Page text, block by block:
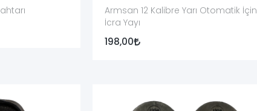
tüfeğe takılmamalıdır.
uzman servis kontrolü olmadan değiştirilmemelidir.
kilitli alanlarda ayrı saklanmalıdır.
Armsan 12 Kalibre Yarı Otomatik İçin
İcra Yayı
198,00